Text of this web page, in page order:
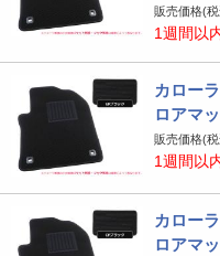
販売価格(
1週間以
カロー
ロアマ
販売価格(
1週間以
カロー
ロアマ